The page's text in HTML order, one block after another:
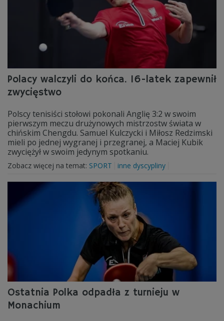
Polacy walczyli do końca. 16-latek zapewnił
zwycięstwo
Polscy tenisiści stołowi pokonali Anglię 3:2 w swoim
pierwszym meczu drużynowych mistrzostw świata w
chińskim Chengdu. Samuel Kulczycki i Miłosz Redzimski
mieli po jednej wygranej i przegranej, a Maciej Kubik
zwyciężył w swoim jedynym spotkaniu.
Zobacz więcej na temat: SPORT inne dyscypliny
Ostatnia Polka odpadła z turnieju w
Monachium